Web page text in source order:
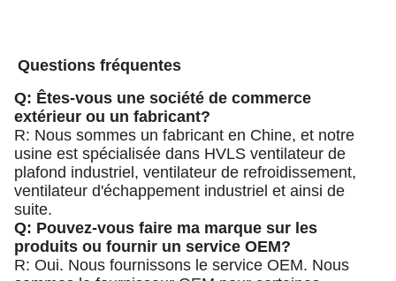
Questions fréquentes
Q: Êtes-vous une société de commerce
extérieur ou un fabricant?
R: Nous sommes un fabricant en Chine, et notre
usine est spécialisée dans HVLS ventilateur de
plafond industriel, ventilateur de refroidissement,
ventilateur d'échappement industriel et ainsi de
suite.
Q: Pouvez-vous faire ma marque sur les
produits ou fournir un service OEM?
R: Oui. Nous fournissons le service OEM. Nous